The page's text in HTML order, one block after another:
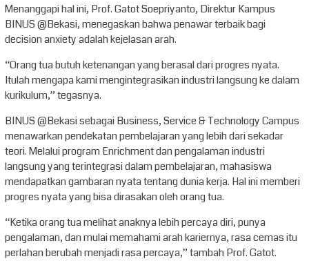
Menanggapi hal ini, Prof. Gatot Soepriyanto, Direktur Kampus
BINUS @Bekasi, menegaskan bahwa penawar terbaik bagi
decision anxiety adalah kejelasan arah.
“Orang tua butuh ketenangan yang berasal dari progres nyata.
Itulah mengapa kami mengintegrasikan industri langsung ke dalam
kurikulum,” tegasnya.
BINUS @Bekasi sebagai Business, Service & Technology Campus
menawarkan pendekatan pembelajaran yang lebih dari sekadar
teori. Melalui program Enrichment dan pengalaman industri
langsung yang terintegrasi dalam pembelajaran, mahasiswa
mendapatkan gambaran nyata tentang dunia kerja. Hal ini memberi
progres nyata yang bisa dirasakan oleh orang tua.
“Ketika orang tua melihat anaknya lebih percaya diri, punya
pengalaman, dan mulai memahami arah kariernya, rasa cemas itu
perlahan berubah menjadi rasa percaya,” tambah Prof. Gatot.